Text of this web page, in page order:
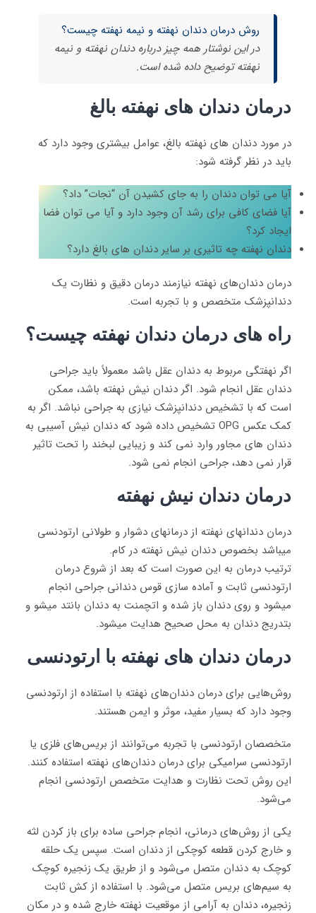
روش درمان دندان نهفته و نیمه نهفته چیست؟
در این نوشتار همه چیز درباره دندان نهفته و نیمه
نهفته توضیح داده شده است.
درمان دندان های نهفته بالغ
در مورد دندان های نهفته بالغ، عوامل بیشتری وجود دارد که
باید در نظر گرفته شود:
آیا می توان دندان را به جای کشیدن آن “نجات” داد؟
آیا فضای کافی برای رشد آن وجود دارد و آیا می توان فضا
ایجاد کرد؟
دندان نهفته چه تاثیری بر سایر دندان های بالغ دارد؟
درمان دندان‌های نهفته نیازمند درمان دقیق و نظارت یک
دندانپزشک متخصص و با تجربه است.
راه های درمان دندان نهفته چیست؟
اگر نهفتگی مربوط به دندان عقل باشد معمولاً باید جراحی
دندان عقل انجام شود. اگر دندان نیش نهفته باشد، ممکن
است که با تشخیص دندانپزشک نیازی به جراحی نباشد. اگر به
کمک عکس OPG تشخیص داده شود که دندان نیش آسیبی به
دندان های مجاور وارد نمی کند و زیبایی لبخند را تحت تاثیر
قرار نمی دهد، جراحی انجام نمی شود.
درمان دندان نیش نهفته
درمان دندانهای نهفته از درمانهای دشوار و طولانی ارتودنسی
میباشد بخصوص دندان نیش نهفته در کام.
ترتیب درمان به این صورت است که بعد از شروع درمان
ارتودنسی ثابت و آماده سازی قوس دندانی جراحی انجام
میشود و روی دندان باز شده و اتچمنت به دندان بانتد میشو و
بتدریج دندان به محل صحیح هدایت میشود.
درمان دندان های نهفته با ارتودنسی
روش‌هایی برای درمان دندان‌های نهفته با استفاده از ارتودنسی
وجود دارد که بسیار مفید، موثر و ایمن هستند.
متخصصان ارتودنسی با تجربه می‌توانند از بریس‌های فلزی یا
ارتودنسی سرامیکی برای درمان دندان‌های نهفته استفاده کنند.
این روش تحت نظارت و هدایت متخصص ارتودنسی انجام
می‌شود.
یکی از روش‌های درمانی، انجام جراحی ساده برای باز کردن لثه
و خارج کردن قطعه کوچکی از دندان است. سپس یک حلقه
کوچک به دندان متصل می‌شود و از طریق یک زنجیره کوچک
به سیم‌های بریس متصل می‌شود. با استفاده از کش ثابت
زنجیره، دندان به آرامی از موقعیت نهفته خارج شده و در مکان